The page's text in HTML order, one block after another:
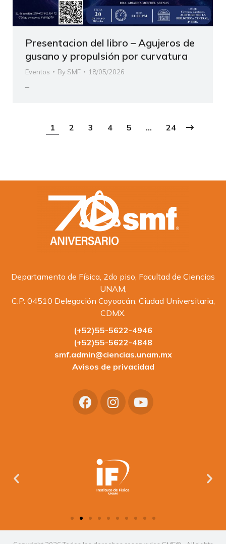
Presentacion del libro – Agujeros de
gusano y propulsión por curvatura
Eventos By SMF 18/05/2026
–
1 2 3 4 5 … 24
Departamento de Física, 2do piso, Facultad de Ciencias
UNAM,
C.P. 04510 Delegación Coyoacán, Ciudad Universitaria,
CDMX.
(+52)55-5622-4946
(+52)55-5622-4848
smf.admin@ciencias.unam.mx
Avisos de privacidad